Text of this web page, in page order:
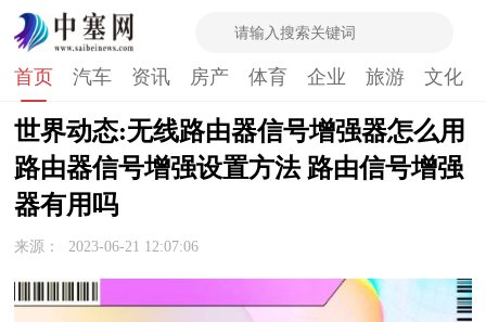
首页 汽车 资讯 房产 体育 企业 旅游 文化
世界动态:无线路由器信号增强器怎么用
路由器信号增强设置方法 路由信号增强
器有用吗
来源： 2023-06-21 12:07:06